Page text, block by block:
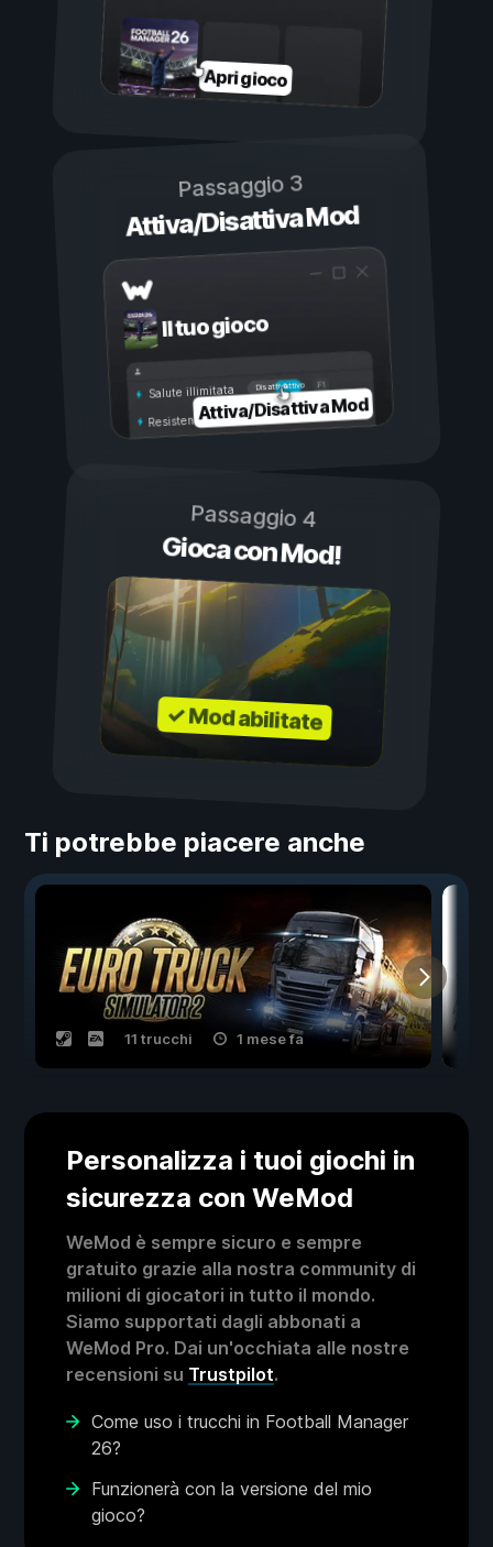
Apri gioco
Passaggio 3
Attiva/Disattiva Mod
Il tuo gioco
Attivo
Disattivo
Salute illimitata
Resistenza illimitata
Attiva/Disattiva Mod
Passaggio 4
Gioca con Mod!
✓ Mod abilitate
Ti potrebbe piacere anche
11 trucchi 1 mese fa
Personalizza i tuoi giochi in
sicurezza con WeMod
WeMod è sempre sicuro e sempre
gratuito grazie alla nostra community di
milioni di giocatori in tutto il mondo.
Siamo supportati dagli abbonati a
WeMod Pro. Dai un'occhiata alle nostre
recensioni su Trustpilot.
Come uso i trucchi in Football Manager
26?
Funzionerà con la versione del mio
gioco?